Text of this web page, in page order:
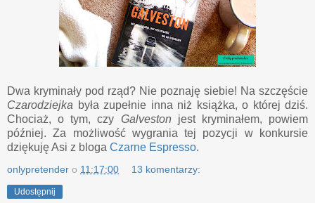
Dwa kryminały pod rząd? Nie poznaję siebie! Na szczęście
Czarodziejka była zupełnie inna niż książka, o której dziś.
Chociaż, o tym, czy Galveston jest kryminałem, powiem
później. Za możliwość wygrania tej pozycji w konkursie
dziękuję Asi z bloga Czarne Espresso.
onlypretender o 11:17:00 13 komentarzy:
Udostępnij